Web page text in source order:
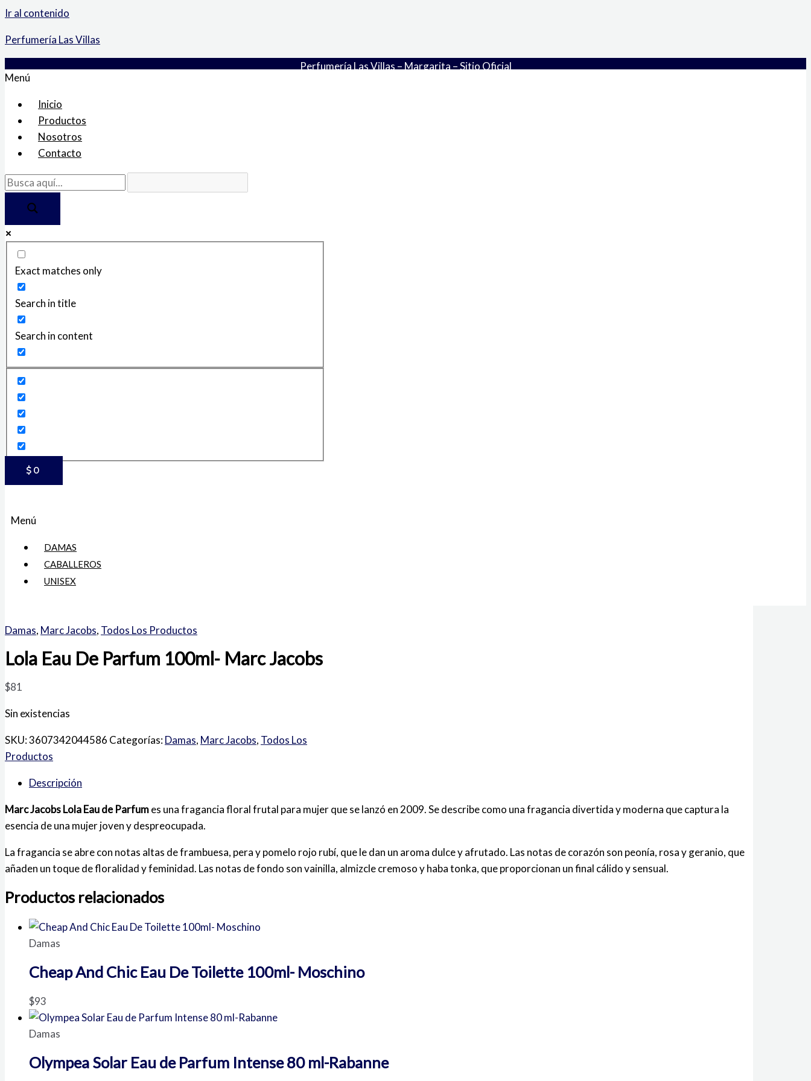
Ir al contenido
Perfumería Las Villas
Perfumería Las Villas – Margarita – Sitio Oficial
Menú
Inicio
Productos
Nosotros
Contacto
Exact matches only
Search in title
Search in content
$ 0
Menú
DAMAS
CABALLEROS
UNISEX
Damas, Marc Jacobs, Todos Los Productos
Lola Eau De Parfum 100ml- Marc Jacobs
$81
Sin existencias
SKU:3607342044586 Categorías:Damas, Marc Jacobs, Todos Los
Productos
Descripción
Marc Jacobs Lola Eau de Parfumes una fragancia floral frutal para mujer que se lanzó en 2009. Se describe como una fragancia divertida y moderna que captura la
esencia de una mujer joven y despreocupada.
La fragancia se abre con notas altas de frambuesa, pera y pomelo rojo rubí, que le dan un aroma dulce y afrutado. Las notas de corazón son peonía, rosa y geranio, que
añaden un toque de floralidad y feminidad. Las notas de fondo son vainilla, almizcle cremoso y haba tonka, que proporcionan un final cálido y sensual.
Productos relacionados
Damas
Cheap And Chic Eau De Toilette 100ml- Moschino
$93
Damas
Olympea Solar Eau de Parfum Intense 80 ml-Rabanne